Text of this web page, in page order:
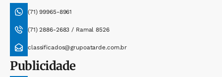
(71) 99965-8961
(71) 2886-2683 / Ramal 8526
classificados@grupoatarde.com.br
Publicidade